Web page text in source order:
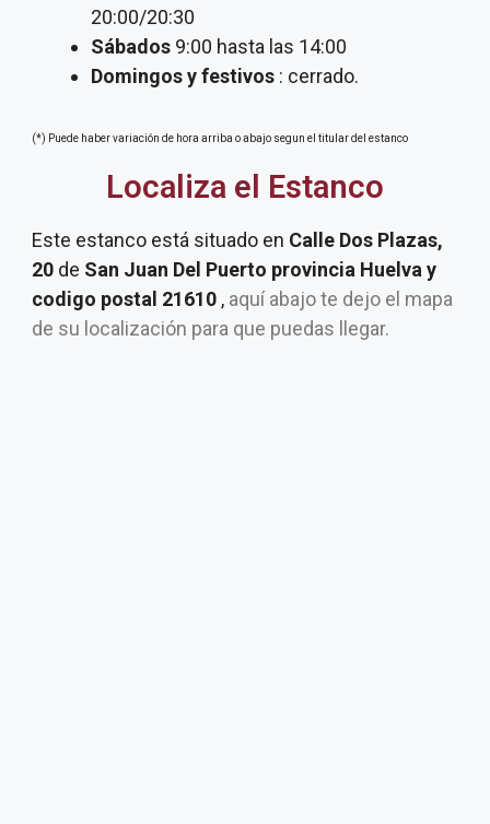
20:00/20:30
Sábados 9:00 hasta las 14:00
Domingos y festivos : cerrado.
(*) Puede haber variación de hora arriba o abajo segun el titular del estanco
Localiza el Estanco
Este estanco está situado en Calle Dos Plazas,
20 de San Juan Del Puerto provincia Huelva y
codigo postal 21610 , aquí abajo te dejo el mapa
de su localización para que puedas llegar.